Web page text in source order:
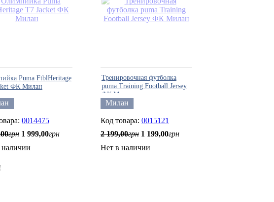
Puma FtblHeritage
ФК Милан
0014475
00грн 1 999,00грн
Тренировочная футболка
puma Training Football Jersey
ФК Милан
Милан
0015121
2 199,00грн 1 199,00грн
Нет в наличии